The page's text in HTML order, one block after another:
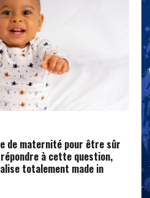
de maternité pour être sûr
à cette question,
totalement made in